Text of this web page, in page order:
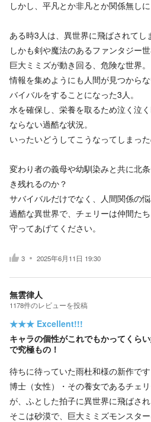
しかし、平凡とか非凡とか関係無し
ある時3人は、異世界に飛ばされてし
しかも剣や魔法のあるファンタジー
巨大ミミズが動き回る、危険な世界。
情報を集めようにも人間が見つから
バイバルをすることになった3人。
水を確保し、栄養を取るため泣く泣
ならない過酷な状況。
いったいどうしてこうなってしまっ
変わり者の義母や幼馴染みと共に北
き残れるのか？
サバイバルだけでなく、人間関係の
過酷な異世界で、チェリーは仲間た
守ってあげてください。
3 2025年6月11日 19:30
無雲律人
1178件のレビューを投稿
★★★ Excellent!!!
キャラの個性がこれでもかってくら
で究極もの！
待ちに待っていた雨杜和様の新作です
博士（女性）・その養女であるチェ
が、ふとした拍子に異世界に飛ばされ
そこは砂漠で、巨大ミミズモンスタ